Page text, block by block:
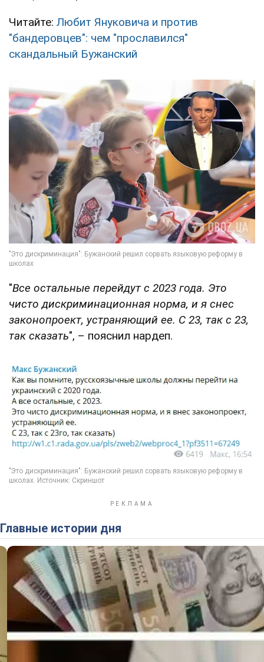
Читайте: Любит Януковича и против
"бандеровцев": чем "прославился"
скандальный Бужанский
"Все остальные перейдут с 2023 года. Это
чисто дискриминационная норма, и я снес
законопроект, устраняющий ее. С 23, так с 23,
так сказать", – пояснил нардеп.
Главные истории дня